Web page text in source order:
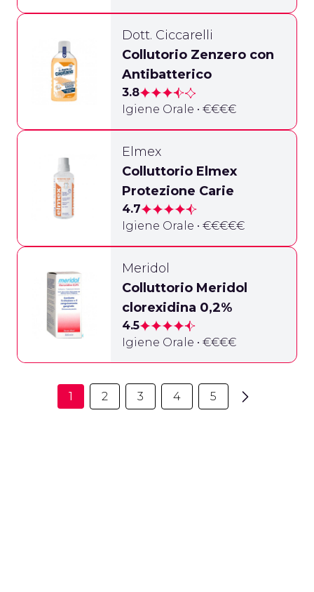
Dott. Ciccarelli
Collutorio Zenzero con
Antibatterico
3.8
Igiene Orale • €€€€
Elmex
Colluttorio Elmex
Protezione Carie
4.7
Igiene Orale • €€€€€
Meridol
Colluttorio Meridol
clorexidina 0,2%
4.5
Igiene Orale • €€€€
1 2 3 4 5